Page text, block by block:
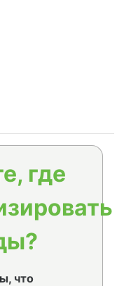
где
что